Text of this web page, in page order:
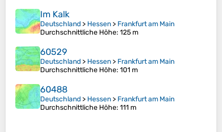
Im Kalk
Deutschland > Hessen > Frankfurt am Main
Durchschnittliche Höhe: 125 m
60529
Deutschland > Hessen > Frankfurt am Main
Durchschnittliche Höhe: 101 m
60488
Deutschland > Hessen > Frankfurt am Main
Durchschnittliche Höhe: 111 m